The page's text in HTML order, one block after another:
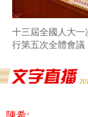
十三屆全國人大一
行第五次全體會議